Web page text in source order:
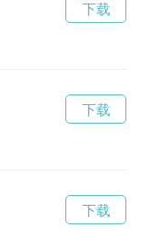
下载
下载
下载